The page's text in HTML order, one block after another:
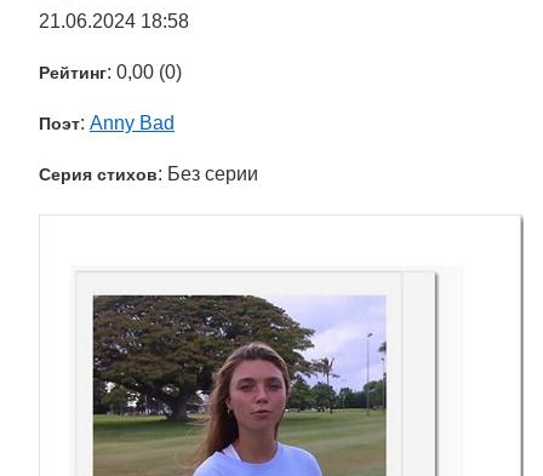
21.06.2024 18:58
Рейтинг: 0,00 (0)
Поэт: Anny Bad
Серия стихов: Без серии